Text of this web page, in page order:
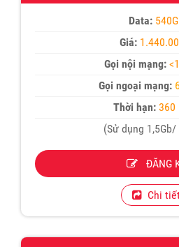
Data:
Giá:
Gọi nội mạng:
Gọi ngoại mạng:
Thời hạn:360
(Sử dụng
ĐĂNG
Chi